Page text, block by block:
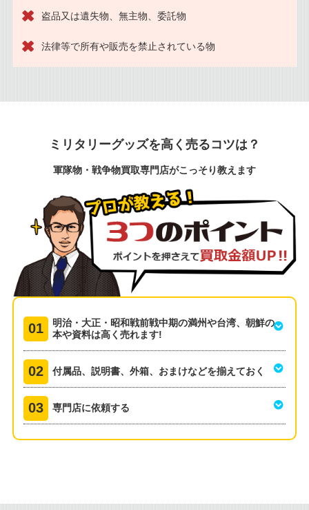
盗品又は遺失物、無主物、委託物
法律等で所有や販売を禁止されている物
ミリタリーグッズを高く売るコツは？
軍隊物・戦争物買取専門店がこっそり教えます
明治・大正・昭和戦前戦中期の満州や台湾、朝鮮の
本や資料は高く売れます!
付属品、説明書、外箱、おまけなどを揃えておく
専門店に依頼する